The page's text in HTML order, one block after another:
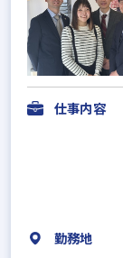
仕事内容
勤務地